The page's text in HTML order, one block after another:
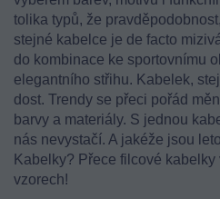
tolika typů, že
stejné kabelce je de facto
do kombinace ke sportovnímu
elegantního střihu. Kabelek,
dost. Trendy se přeci pořád
barvy a materiály. S jednou
nás nevystačí. A jakéže jsou
Kabelky? Přece filcové
vzorech!